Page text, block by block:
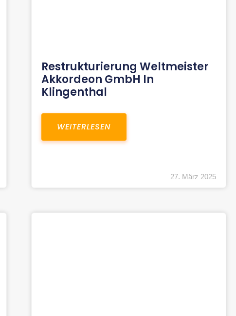
Restrukturierung Weltmeister
Akkordeon GmbH In
Klingenthal
WEITERLESEN
27. März 2025